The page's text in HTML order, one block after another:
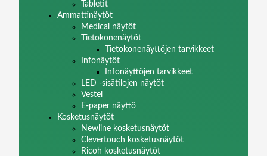
Tabletit
Ammattinäytöt
Medical näytöt
Tietokonenäytöt
Tietokonenäyttöjen tarvikkeet
Infonäytöt
Infonäyttöjen tarvikkeet
LED -sisätilojen näytöt
Vestel
E-paper näyttö
Kosketusnäytöt
Newline kosketusnäytöt
Clevertouch kosketusnäytöt
Ricoh kosketusnäytöt